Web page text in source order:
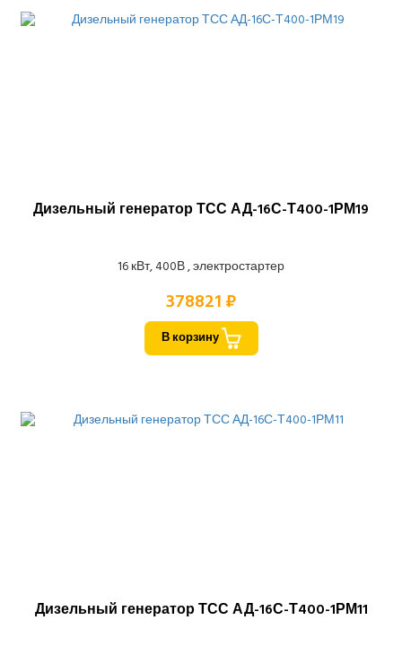
Дизельный генератор ТСС АД-16С-Т400-1РМ19
16 кВт, 400В , электростартер
378821 ₽
В корзину
Дизельный генератор ТСС АД-16С-Т400-1РМ11